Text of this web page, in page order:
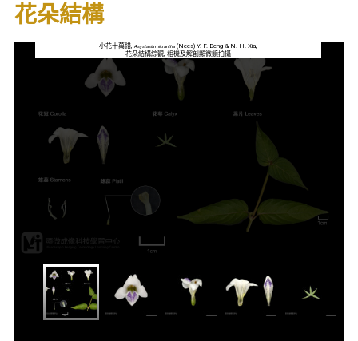
花朵結構
小花十萬錯,Asystasia micrantha (Nees) Y. F. Deng & N. H. Xia,
花朵結構綜觀, 相機及解剖顯微鏡拍攝